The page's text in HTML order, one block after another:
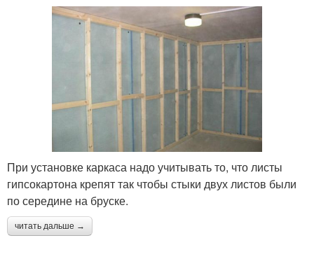
При установке каркаса надо учитывать то, что листы
гипсокартона крепят так чтобы стыки двух листов были
по середине на бруске.
читать дальше →